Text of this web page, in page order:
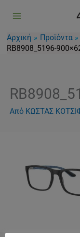
περιεχόμενο
Αρχική Προϊόντα
RB8908_5196-
Από ΚΩΣΤΑΣ